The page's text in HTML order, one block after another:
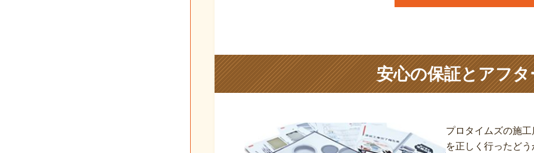
安心の保証とアフ
プロタイムズの施
を正しく行ったど